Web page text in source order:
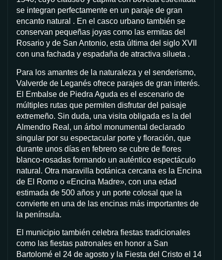
se integran perfectamente en un paraje de gran
encanto natural . En el casco urbano también se
conservan pequeñas joyas como las ermitas del
Rosario y de San Antonio, esta última del siglo XVII
con una fachada y espadaña de atractiva silueta .
Para los amantes de la naturaleza y el senderismo,
Valverde de Leganés ofrece parajes de gran interés.
El Embalse de Piedra Aguda es el escenario de
múltiples rutas que permiten disfrutar del paisaje
extremeño. Sin duda, una visita obligada es la del
Almendro Real, un árbol monumental declarado
singular por su espectacular porte y floración, que
durante unos días en febrero se cubre de flores
blanco-rosadas formando un auténtico espectáculo
natural. Otra maravilla botánica cercana es la Encina
de El Romo o «Encina Madre», con una edad
estimada de 500 años y un porte colosal que la
convierte en una de las encinas más importantes de
la península.
El municipio también celebra fiestas tradicionales
como las fiestas patronales en honor a San
Bartolomé el 24 de agosto y la Fiesta del Cristo el 14